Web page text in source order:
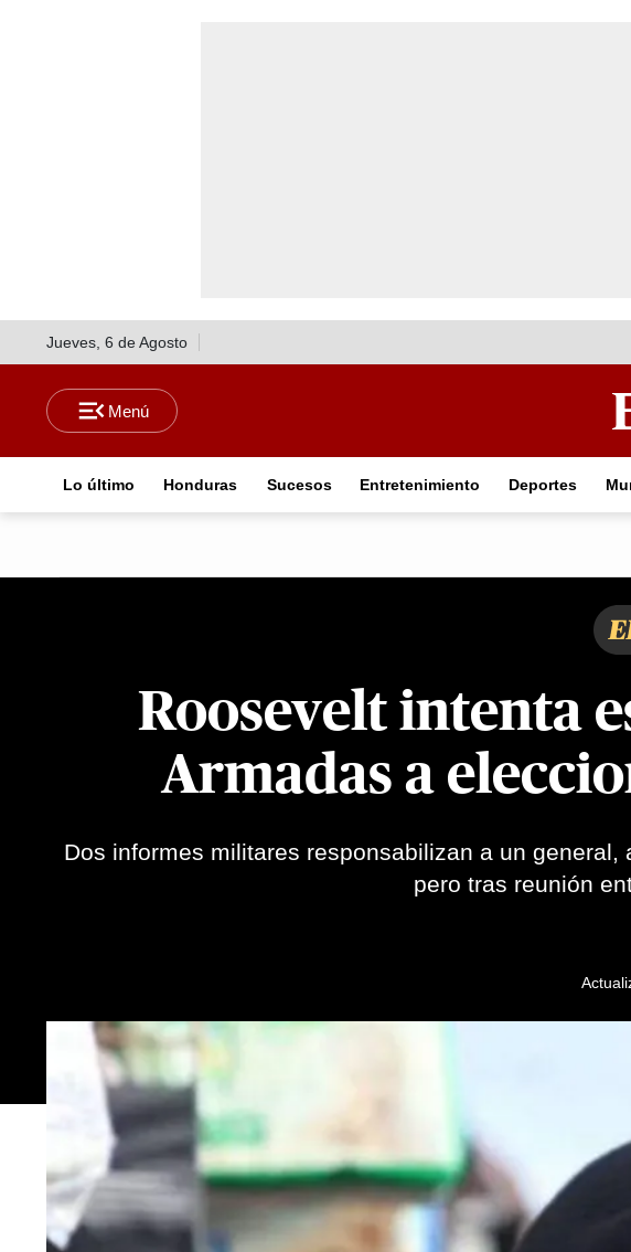
Jueves, 6 de Agosto
Lo último Honduras Sucesos Entretenimiento Deportes
Roosevelt intenta
Armadas a
Dos informes militares responsabilizan a un
pero tras reunión